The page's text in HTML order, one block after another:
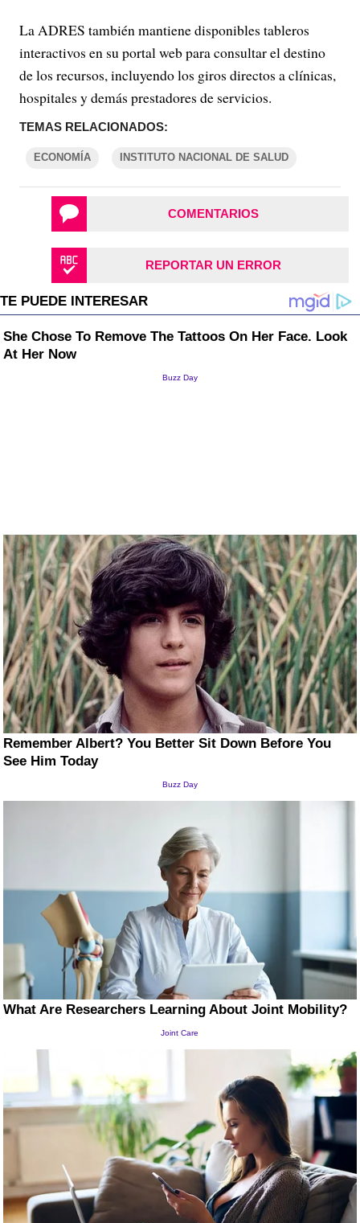
La ADRES también mantiene disponibles tableros
interactivos en su portal web para consultar el destino
de los recursos, incluyendo los giros directos a clínicas,
hospitales y demás prestadores de servicios.
TEMAS RELACIONADOS:
ECONOMÍA INSTITUTO NACIONAL DE SALUD
COMENTARIOS
REPORTAR UN ERROR